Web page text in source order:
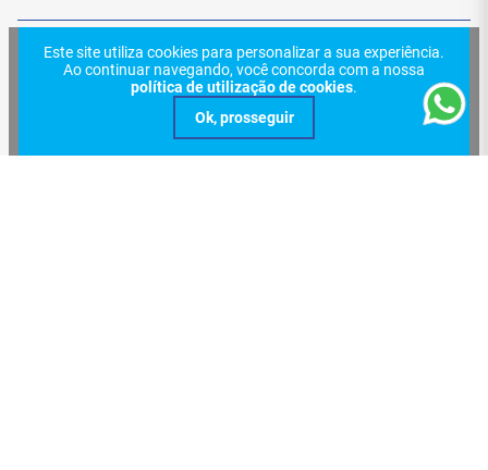
Este site utiliza cookies para personalizar a sua experiência.
Ao continuar navegando, você concorda com a nossa
política de utilização de cookies.
Politica de Privacidade
Nossas Lojas
Meus Pedidos
Redes Sociais